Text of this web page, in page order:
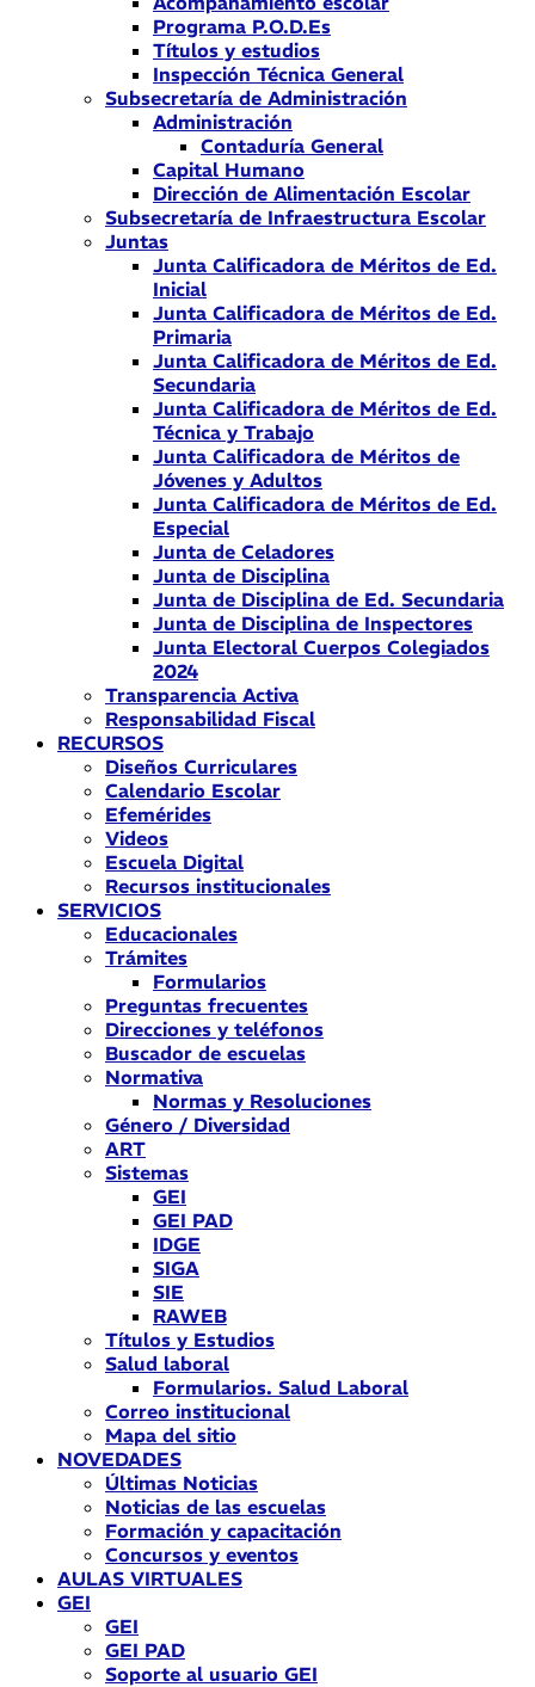
Programa P.O.D.Es
Títulos y estudios
Inspección Técnica General
Subsecretaría de Administración
Administración
Contaduría General
Capital Humano
Dirección de Alimentación Escolar
Subsecretaría de Infraestructura Escolar
Juntas
Junta Calificadora de Méritos de Ed.
Inicial
Junta Calificadora de Méritos de Ed.
Primaria
Junta Calificadora de Méritos de Ed.
Secundaria
Junta Calificadora de Méritos de Ed.
Técnica y Trabajo
Junta Calificadora de Méritos de
Jóvenes y Adultos
Junta Calificadora de Méritos de Ed.
Especial
Junta de Celadores
Junta de Disciplina
Junta de Disciplina de Ed. Secundaria
Junta de Disciplina de Inspectores
Junta Electoral Cuerpos Colegiados
2024
Transparencia Activa
Responsabilidad Fiscal
RECURSOS
Diseños Curriculares
Calendario Escolar
Efemérides
Videos
Escuela Digital
Recursos institucionales
SERVICIOS
Educacionales
Trámites
Formularios
Preguntas frecuentes
Direcciones y teléfonos
Buscador de escuelas
Normativa
Normas y Resoluciones
Género / Diversidad
ART
Sistemas
GEI
GEI PAD
IDGE
SIGA
SIE
RAWEB
Títulos y Estudios
Salud laboral
Formularios. Salud Laboral
Correo institucional
Mapa del sitio
NOVEDADES
Últimas Noticias
Noticias de las escuelas
Formación y capacitación
Concursos y eventos
AULAS VIRTUALES
GEI
GEI
GEI PAD
Soporte al usuario GEI